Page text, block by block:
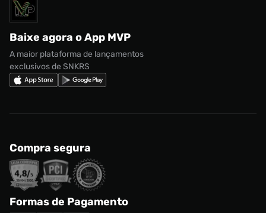
Marcas
adidas Campus
Nike Shox
Política de privacidade
Regulamento CRM/ CASHBACK
Regulamento Cupom
Solicite seus dados
Baixe agora o App MVP
A maior plataforma de lançamentos
exclusivos de SNKRS
Compra segura
Formas de Pagamento